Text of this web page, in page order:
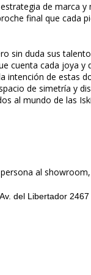
de marca
final que cada
sin duda sus
cuenta cada joya
intención de estas
de simetría y
al mundo de las
al
, Av. del Libertador